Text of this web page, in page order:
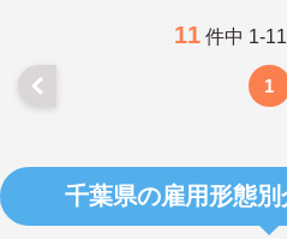
11 件中 1-
1
千葉県の雇用形態